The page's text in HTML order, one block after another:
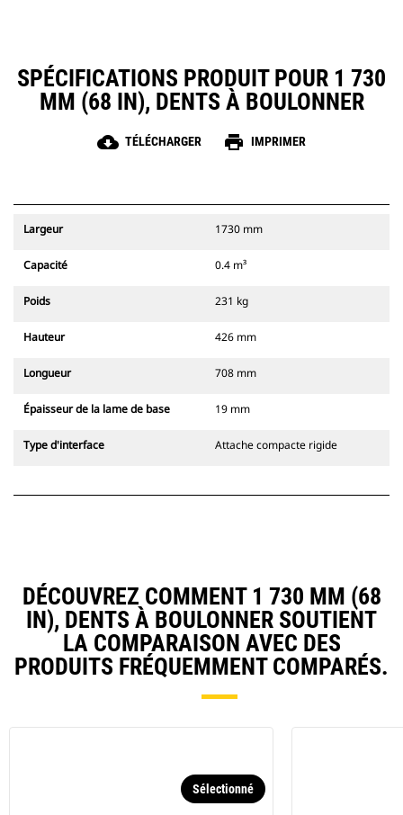
SPÉCIFICATIONS PRODUIT POUR 1 730
MM (68 IN), DENTS À BOULONNER
cloud_download TÉLÉCHARGER print IMPRIMER
Largeur 1730 mm
Capacité 0.4 m³
Poids 231 kg
Hauteur 426 mm
Longueur 708 mm
Épaisseur de la lame de base 19 mm
Type d'interface Attache compacte rigide
DÉCOUVREZ COMMENT 1 730 MM (68
IN), DENTS À BOULONNER SOUTIENT
LA COMPARAISON AVEC DES
PRODUITS FRÉQUEMMENT COMPARÉS.
Sélectionné